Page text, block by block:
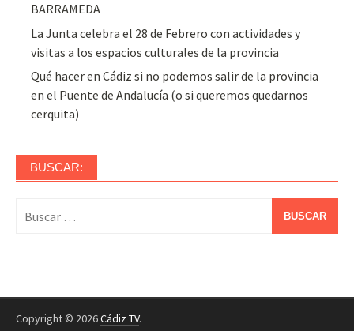
BARRAMEDA
La Junta celebra el 28 de Febrero con actividades y
visitas a los espacios culturales de la provincia
Qué hacer en Cádiz si no podemos salir de la provincia
en el Puente de Andalucía (o si queremos quedarnos
cerquita)
BUSCAR:
Copyright © 2026Cádiz TV.